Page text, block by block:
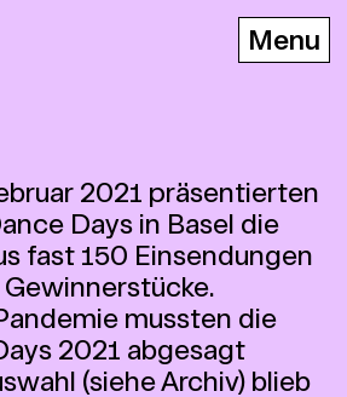
D E F
2021 präsentierten
Days in Basel die
fast 150 Einsendungen
mussten die
2021 abgesagt
(siehe Archiv) blieb